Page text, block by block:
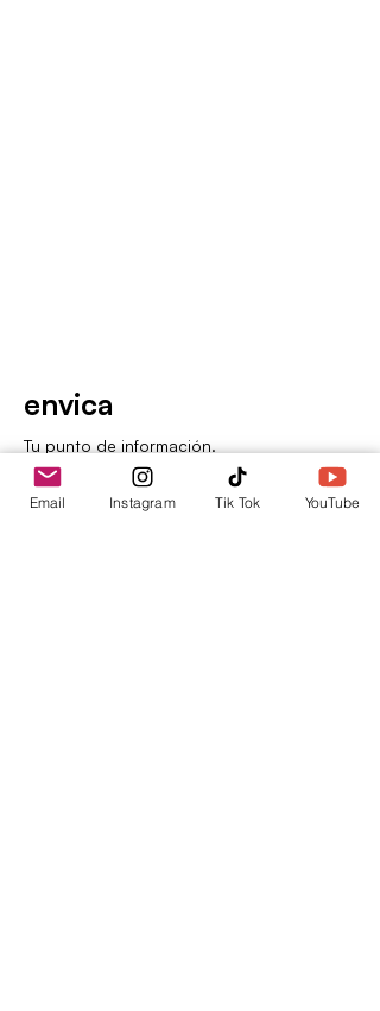
envica
Tu punto de información.
Email Instagram Tik Tok YouTube